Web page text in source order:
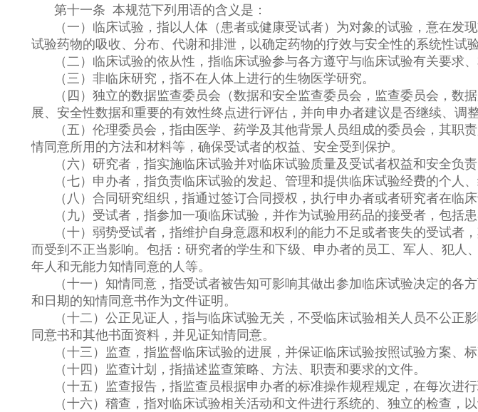
第十一条 本规范下列用语的含义是：
（一）临床试验，指以人体（患者或健康受试者）为对象的试验，意在
试验药物的吸收、分布、代谢和排泄，以确定药物的疗效与安全性的系统性试验
（二）临床试验的依从性，指临床试验参与各方遵守与临床试验有关要求
（三）非临床研究，指不在人体上进行的生物医学研究。
（四）独立的数据监查委员会（数据和安全监查委员会，监查委员会，
展、安全性数据和重要的有效性终点进行评估，并向申办者建议是否继续、调
（五）伦理委员会，指由医学、药学及其他背景人员组成的委员会，其
情同意所用的方法和材料等，确保受试者的权益、安全受到保护。
（六）研究者，指实施临床试验并对临床试验质量及受试者权益和安全负
（七）申办者，指负责临床试验的发起、管理和提供临床试验经费的个人、
（八）合同研究组织，指通过签订合同授权，执行申办者或者研究者在临
（九）受试者，指参加一项临床试验，并作为试验用药品的接受者，包括患
（十）弱势受试者，指维护自身意愿和权利的能力不足或者丧失的受试
而受到不正当影响。包括：研究者的学生和下级、申办者的员工、军人、犯
年人和无能力知情同意的人等。
（十一）知情同意，指受试者被告知可影响其做出参加临床试验决定的
和日期的知情同意书作为文件证明。
（十二）公正见证人，指与临床试验无关，不受临床试验相关人员不公
同意书和其他书面资料，并见证知情同意。
（十三）监查，指监督临床试验的进展，并保证临床试验按照试验方案、
（十四）监查计划，指描述监查策略、方法、职责和要求的文件。
（十五）监查报告，指监查员根据申办者的标准操作规程规定，在每次进
（十六）稽查，指对临床试验相关活动和文件进行系统的、独立的检查